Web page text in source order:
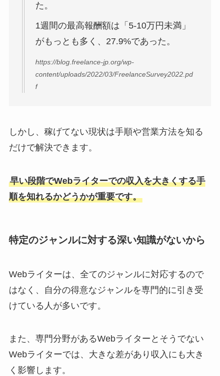
た。
1週間の最高報酬額は「5-10万円未満」
がもっとも多く、27.9%であった。
https://blog.freelance-jp.org/wp-
content/uploads/2022/03/FreelanceSurvey2022.pd
f
しかし、稼げてない現状は手順や営業方法を知る
だけで解決できます。
早い段階でWebライターでの収入を大きくする手
順を知れるかどうかが重要です。
特定のジャンルに対する深い知識がないから
Webライターは、全てのジャンルに対応するので
はなく、自分の得意なジャンルを専門的に引き受
けている人が多いです。
また、専門分野があるWebライターとそうでない
Webライターでは、大きな差があり収入にも大き
く影響します。